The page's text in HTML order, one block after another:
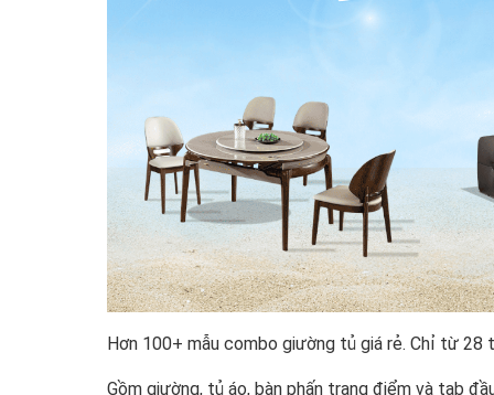
Hơn 100+ mẫu combo giường tủ giá rẻ. Chỉ từ 28
Gồm giường, tủ áo, bàn phấn trang điểm và tab